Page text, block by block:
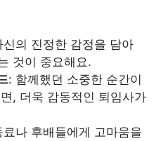
신의 진정한 감정을 담아
것이 중요해요.
: 함께했던 소중한 순간이
, 더욱 감동적인 퇴임사가
료나 후배들에게 고마움을